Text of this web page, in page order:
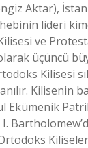
Aktar),
lideri
ve
üçüncü
Kilisesi
Kilisenin
Ekümenik